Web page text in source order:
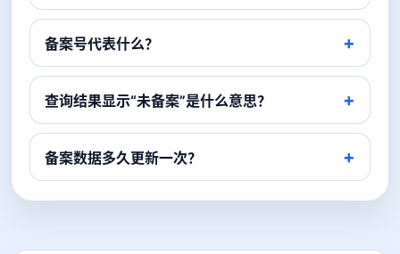
备案号代表什么？
查询结果显示“未备案”是什么意思？
备案数据多久更新一次？